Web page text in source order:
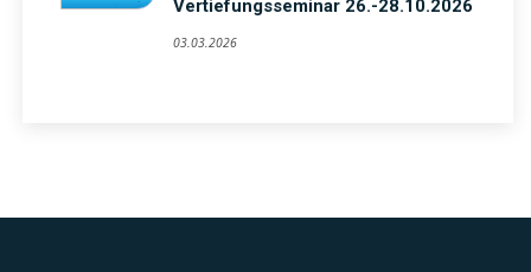
Vertiefungsseminar 26.-28.10.2026
03.03.2026